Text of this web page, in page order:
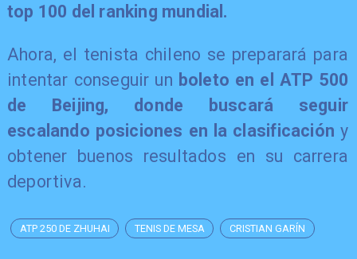
top 100 del ranking mundial.
Ahora, el tenista chileno se preparará para
intentar conseguir un boleto en el ATP 500
de Beijing, donde buscará seguir
escalando posiciones en la clasificación y
obtener buenos resultados en su carrera
deportiva.
ATP 250 DE ZHUHAI TENIS DE MESA CRISTIAN GARÍN